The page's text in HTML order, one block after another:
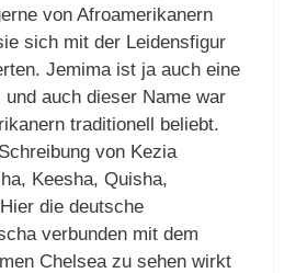
von Afroamerikanern
sich mit der Leidensfigur
Jemima ist ja auch eine
und auch dieser Name war
traditionell beliebt.
von Kezia
Keesha, Quisha,
die deutsche
verbunden mit dem
Chelsea zu sehen wirkt